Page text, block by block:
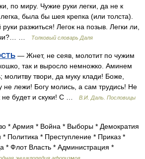
по миру. Чужие руки легки, да не к
была бы шея крепка (или толста).
разжиться! Легок на позыв. Легки ли,
…
Толковый словарь Даля
— Жнет, не сеяв, молотит по чужим
так и выросло немножко. Аминем
твори, да муку клади! Боже,
не лежи! Богу молись, а сам трудись! Не
не будет и скуки! С …
В.И. Даль. Пословицы
* Армия * Война * Выборы * Демократия
* Политика * Преступление * Приказ *
* Флот Власть * Администрация *